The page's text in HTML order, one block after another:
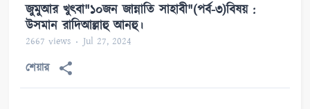
জুমুআর খুৎবা"১০জন জান্নাতি সাহাবী"(পর্ব-৩)বিষয় :
উসমান রাদিআল্লাহু আনহু।
2667 views Jul 27, 2024
শেয়ার